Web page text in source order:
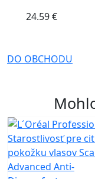
24.59 €
DO OBCHODU